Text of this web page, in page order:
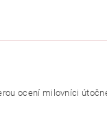
ocení milovníci